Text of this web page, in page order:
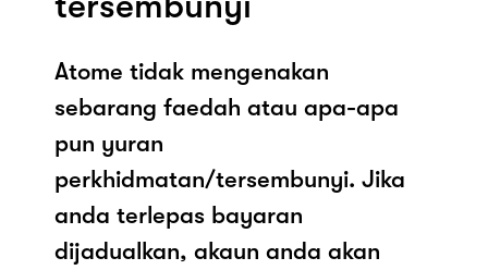
Atome tidak mengenakan
sebarang faedah atau apa-apa
pun yuran
perkhidmatan/tersembunyi. Jika
anda terlepas bayaran
dijadualkan, akaun anda akan